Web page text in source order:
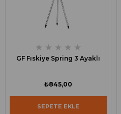
★ ★ ★ ★ ★
GF Fıskiye Spring 3 Ayaklı
₺845,00
SEPETE EKLE